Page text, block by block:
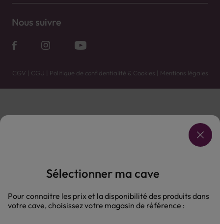
Nous suivre
CGV | CGU | Politique de confidentialité & Cookies | Mentions légales
Vente uniquement en caves. Contactez votre caviste pour plus de renseignements.
L'ABUS D'ALCOOL EST DANGEREUX POUR LA SANTÉ, À CONSOMMER AVEC MODÉRATION.
Sélectionner ma cave
Pour connaitre les prix et la disponibilité des produits dans
votre cave, choisissez votre magasin de référence :